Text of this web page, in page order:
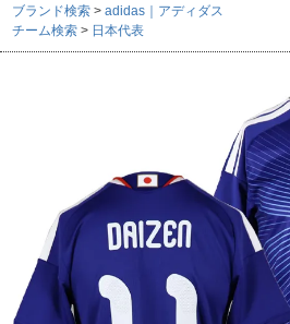
ブランド検索
adidas｜アディダス
チーム検索
日本代表